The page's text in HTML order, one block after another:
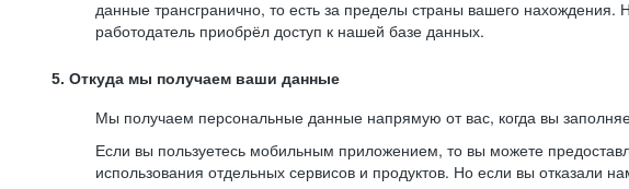
данные трансгранично, то есть за пределы страны вашего
работодатель приобрёл доступ к нашей базе данных.
5. Откуда мы получаем ваши данные
Мы получаем персональные данные напрямую от вас, когда вы
Если вы пользуетесь мобильным приложением, то вы можете
использования отдельных сервисов и продуктов. Но если вы отказали